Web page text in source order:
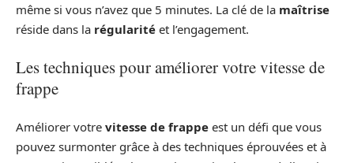
même si vous n’avez que 5 minutes. La clé de la maîtrise
réside dans la régularité et l’engagement.
Les techniques pour améliorer votre vitesse de
frappe
Améliorer votre vitesse de frappe est un défi que vous
pouvez surmonter grâce à des techniques éprouvées et à